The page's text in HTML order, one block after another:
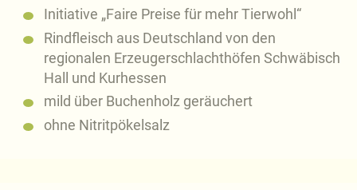
Initiative „Faire Preise für mehr Tierwohl“
Rindfleisch aus Deutschland von den
regionalen Erzeugerschlachthöfen Schwäbisch
Hall und Kurhessen
mild über Buchenholz geräuchert
ohne Nitritpökelsalz